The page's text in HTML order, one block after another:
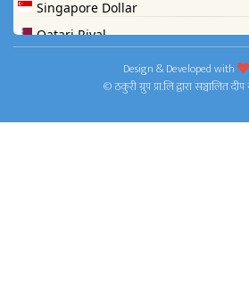
Design & Developed with
© ठकुरी ग्रुप प्रा.लि द्वारा सञ्चालित